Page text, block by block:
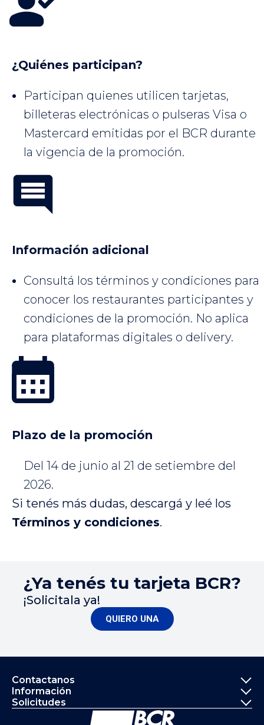
¿Quiénes participan?
Participan quienes utilicen tarjetas,
billeteras electrónicas o pulseras Visa o
Mastercard emitidas por el BCR durante
la vigencia de la promoción.
Información adicional
Consultá los términos y condiciones para
conocer los restaurantes participantes y
condiciones de la promoción. No aplica
para plataformas digitales o delivery.
Plazo de la promoción
Del 14 de junio al 21 de setiembre del
2026.
Si tenés más dudas, descargá y leé los
Términos y condiciones.
¿Ya tenés tu tarjeta BCR?
¡Solicitala ya!
QUIERO UNA
Contactanos
Información
Solicitudes
Ir a la página principal del